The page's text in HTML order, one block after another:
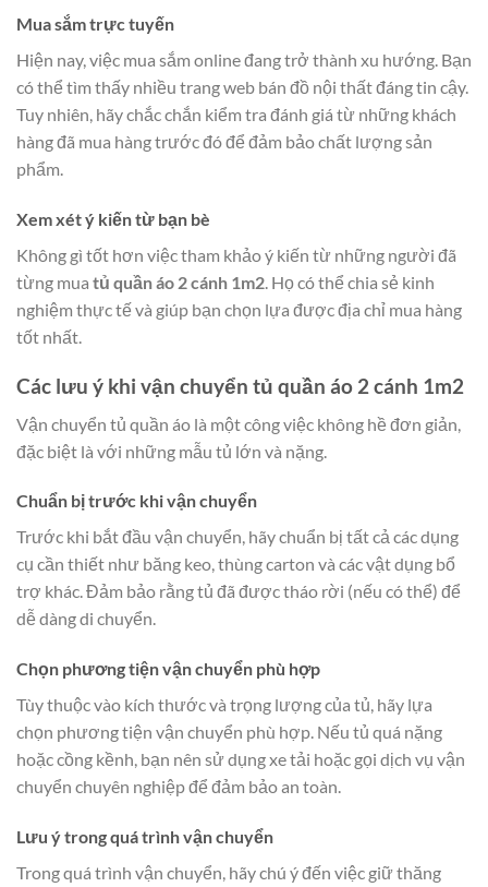
Mua sắm trực tuyến
Hiện nay, việc mua sắm online đang trở thành xu hướng. Bạn
có thể tìm thấy nhiều trang web bán đồ nội thất đáng tin cậy.
Tuy nhiên, hãy chắc chắn kiểm tra đánh giá từ những khách
hàng đã mua hàng trước đó để đảm bảo chất lượng sản
phẩm.
Xem xét ý kiến từ bạn bè
Không gì tốt hơn việc tham khảo ý kiến từ những người đã
từng mua tủ quần áo 2 cánh 1m2. Họ có thể chia sẻ kinh
nghiệm thực tế và giúp bạn chọn lựa được địa chỉ mua hàng
tốt nhất.
Các lưu ý khi vận chuyển tủ quần áo 2 cánh 1m2
Vận chuyển tủ quần áo là một công việc không hề đơn giản,
đặc biệt là với những mẫu tủ lớn và nặng.
Chuẩn bị trước khi vận chuyển
Trước khi bắt đầu vận chuyển, hãy chuẩn bị tất cả các dụng
cụ cần thiết như băng keo, thùng carton và các vật dụng bổ
trợ khác. Đảm bảo rằng tủ đã được tháo rời (nếu có thể) để
dễ dàng di chuyển.
Chọn phương tiện vận chuyển phù hợp
Tùy thuộc vào kích thước và trọng lượng của tủ, hãy lựa
chọn phương tiện vận chuyển phù hợp. Nếu tủ quá nặng
hoặc cồng kềnh, bạn nên sử dụng xe tải hoặc gọi dịch vụ vận
chuyển chuyên nghiệp để đảm bảo an toàn.
Lưu ý trong quá trình vận chuyển
Trong quá trình vận chuyển, hãy chú ý đến việc giữ thăng